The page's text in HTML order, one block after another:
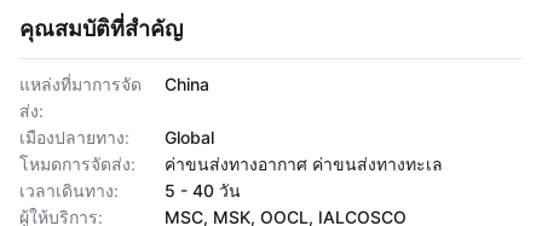
คุณสมบัติที่สำคัญ
แหล่งที่มาการจัด
ส่ง:
China
เมืองปลายทาง:
Global
โหมดการจัดส่ง:
ค่าขนส่งทางอากาศ ค่าขนส่งทางทะเล
เวลาเดินทาง:
5 - 40 วัน
ผู้ให้บริการ:
MSC, MSK, OOCL, IALCOSCO